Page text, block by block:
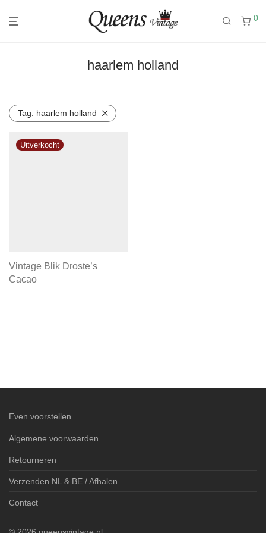
0
haarlem holland
Tag: haarlem holland
Vintage Blik Droste’s
Cacao
Even voorstellen
Algemene voorwaarden
Retourneren
Verzenden NL & BE / Afhalen
Contact